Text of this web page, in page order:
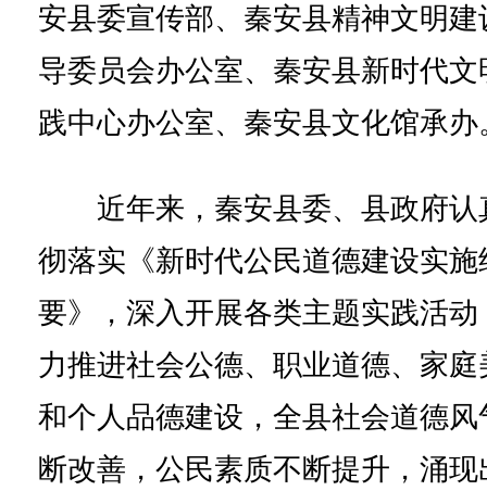
安县委宣传部、秦安县精神文明建
导委员会办公室、秦安县新时代文
践中心办公室、秦安县文化馆承办
近年来，秦安县委、县政府认
彻落实《新时代公民道德建设实施
要》，深入开展各类主题实践活动
力推进社会公德、职业道德、家庭
和个人品德建设，全县社会道德风
断改善，公民素质不断提升，涌现